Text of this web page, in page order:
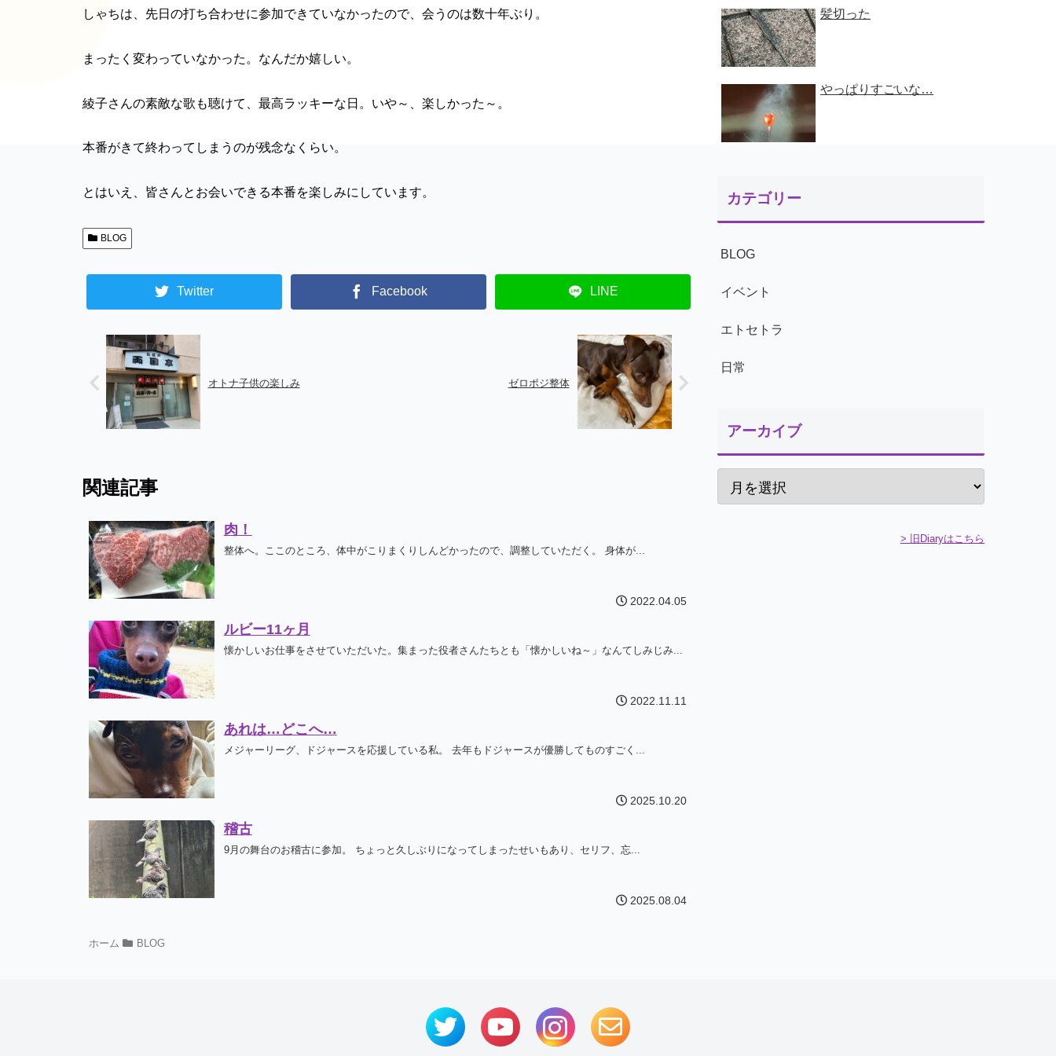
しゃちは、先日の打ち合わせに参加できていなかったので、会うのは数十年ぶり。
まったく変わっていなかった。なんだか嬉しい。
綾子さんの素敵な歌も聴けて、最高ラッキーな日。いや～、楽しかった～。
本番がきて終わってしまうのが残念なくらい。
とはいえ、皆さんとお会いできる本番を楽しみにしています。
BLOG
Twitter Facebook LINE
オトナ子供の楽しみ ゼロポジ整体
関連記事
肉！
整体へ。ここのところ、体中がこりまくりしんどかったので、調整していただく。 身体が...
2022.04.05
ルビー11ヶ月
懐かしいお仕事をさせていただいた。集まった役者さんたちとも「懐かしいね～」なんてしみじみ...
2022.11.11
あれは…どこへ…
メジャーリーグ、ドジャースを応援している私。 去年もドジャースが優勝してものすごく...
2025.10.20
稽古
9月の舞台のお稽古に参加。 ちょっと久しぶりになってしまったせいもあり、セリフ、忘...
2025.08.04
ホーム BLOG
髪切った
やっぱりすごいな…
カテゴリー
BLOG
イベント
エトセトラ
日常
アーカイブ
> 旧Diaryはこちら